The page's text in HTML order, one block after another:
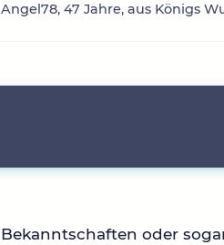
Angel78, 47 Jahre, aus Königs
Bekanntschaften oder